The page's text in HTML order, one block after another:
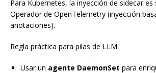
Para Kubernetes, la inyección de sidecar
Operador de OpenTelemetry (inyección
anotaciones).
Regla práctica para pilas de LLM:
Usar un agente DaemonSet para